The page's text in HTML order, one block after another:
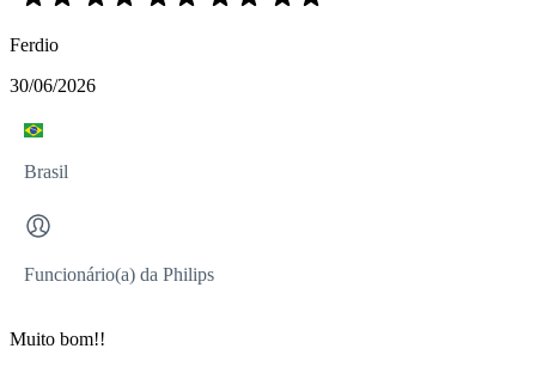
Ferdio
30/06/2026
Brasil
Funcionário(a) da Philips
Muito bom!!